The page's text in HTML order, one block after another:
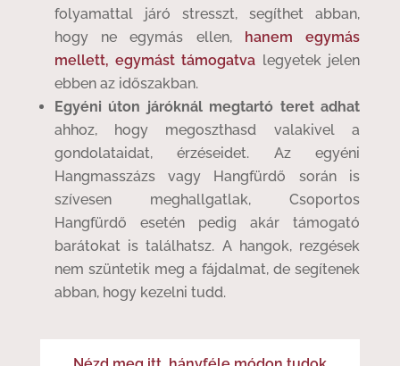
folyamattal járó stresszt, segíthet abban,
hogy ne egymás ellen, hanem egymás
mellett, egymást támogatva legyetek jelen
ebben az időszakban.
Egyéni úton járóknál megtartó teret adhat
ahhoz, hogy megoszthasd valakivel a
gondolataidat, érzéseidet. Az egyéni
Hangmasszázs vagy Hangfürdő során is
szívesen meghallgatlak, Csoportos
Hangfürdő esetén pedig akár támogató
barátokat is találhatsz. A hangok, rezgések
nem szüntetik meg a fájdalmat, de segítenek
abban, hogy kezelni tudd.